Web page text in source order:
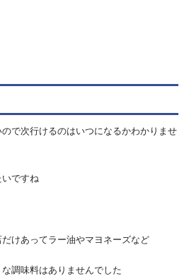
で次行けるのはいつになるかわかりませ
ですね
けあってラー油やマヨネーズなど
調味料はありませんでした